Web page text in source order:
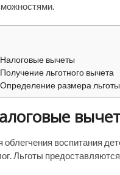
Налоговые вычеты
Получение льготного вычета
Определение размера льготы
облегчения воспитания
Льготы